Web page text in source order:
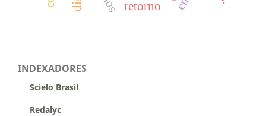
retorno
INDEXADORES
Scielo Brasil
Redalyc